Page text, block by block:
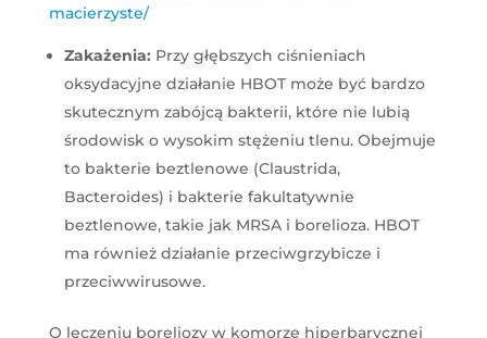
macierzyste/
Zakażenia: Przy głębszych ciśnieniach
oksydacyjne działanie HBOT może być bardzo
skutecznym zabójcą bakterii, które nie lubią
środowisk o wysokim stężeniu tlenu. Obejmuje
to bakterie beztlenowe (Claustrida,
Bacteroides) i bakterie fakultatywnie
beztlenowe, takie jak MRSA i borelioza. HBOT
ma również działanie przeciwgrzybicze i
przeciwwirusowe.
O leczeniu boreliozy w komorze hiperbarycznej